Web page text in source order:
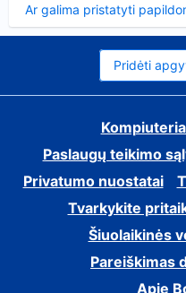
Ar galima pristatyti
Pridėti
Paslaugų teikimo
Privatumo nuostatai
Tvarkykite
Šiuolaikinės
Pareiškimas
Apie